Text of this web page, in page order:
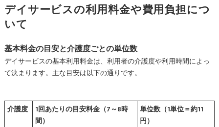
デイサービスの利用料金や費用負担につ
いて
基本料金の目安と介護度ごとの単位数
デイサービスの基本利用料金は、利用者の介護度や利用時間によっ
て決まります。主な目安は以下の通りです。
介護度
1回あたりの目安料金（7～8時
間）
単位数（1単位＝約11
円）